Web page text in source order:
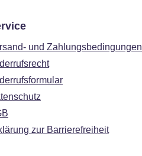
und Zahlungsbedingungen
zur Barrierefreiheit